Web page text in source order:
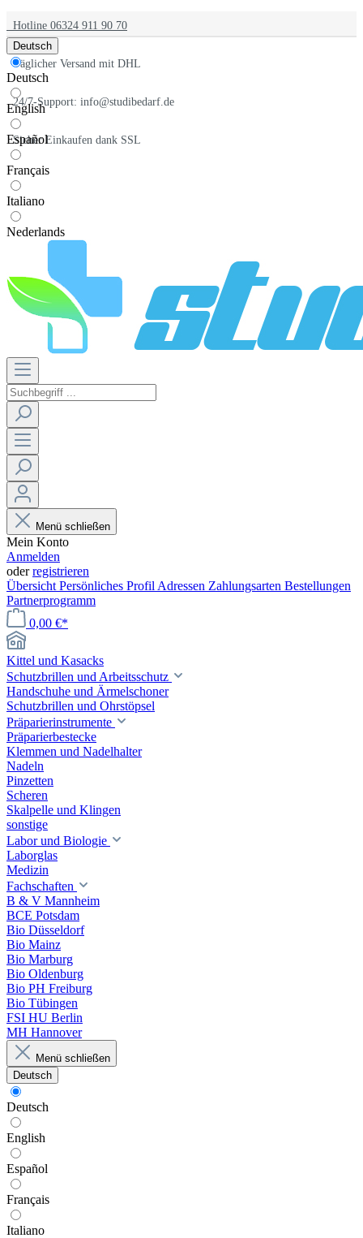
Hotline 06324 911 90 70
Täglicher Versand mit DHL
24/7-Support: info@studibedarf.de
Sicher Einkaufen dank SSL
Deutsch
Deutsch
English
Español
Français
Italiano
Nederlands
Menü schließen
Mein Konto
Anmelden
oderregistrieren
Übersicht Persönliches Profil Adressen Zahlungsarten Bestellungen
Partnerprogramm
0,00 €*
Kittel und Kasacks
Schutzbrillen und Arbeitsschutz
Handschuhe und Ärmelschoner
Schutzbrillen und Ohrstöpsel
Präparierinstrumente
Präparierbestecke
Klemmen und Nadelhalter
Nadeln
Pinzetten
Scheren
Skalpelle und Klingen
sonstige
Labor und Biologie
Laborglas
Medizin
Fachschaften
B & V Mannheim
BCE Potsdam
Bio Düsseldorf
Bio Mainz
Bio Marburg
Bio Oldenburg
Bio PH Freiburg
Bio Tübingen
FSI HU Berlin
MH Hannover
Menü schließen
Deutsch
Deutsch
English
Español
Français
Italiano